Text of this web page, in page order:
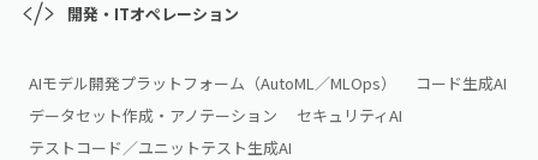
開発・ITオペレーション
AIモデル開発プラットフォーム（AutoML／MLOps）
コード生成AI
データセット作成・アノテーション
セキュリティAI
テストコード／ユニットテスト生成AI